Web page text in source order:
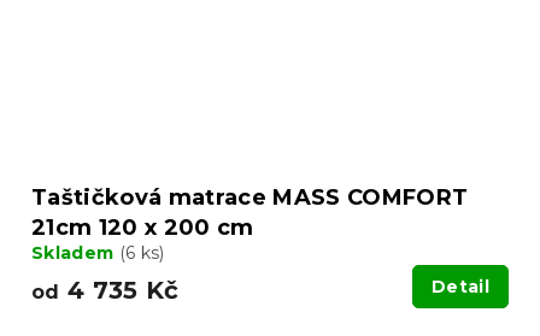
Taštičková matrace MASS COMFORT
21cm 120 x 200 cm
Skladem (6 ks)
od 4 735 Kč Detail